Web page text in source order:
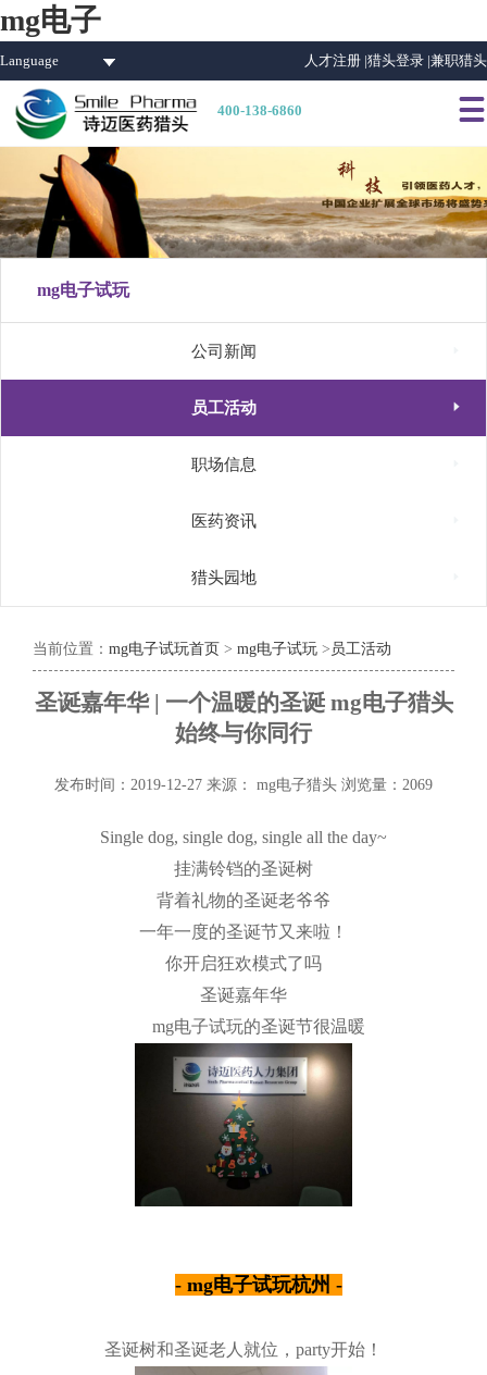
mg电子
Language 人才注册 |猎头登录 |兼职猎头
400-138-6860 
mg电子试玩
公司新闻
员工活动 
职场信息
医药资讯
猎头园地
当前位置： mg电子试玩首页 > mg电子试玩 > 员工活动
圣诞嘉年华 | 一个温暖的圣诞 mg电子猎头
始终与你同行
发布时间：2019-12-27 来源： mg电子猎头 浏览量：2069
Single dog, single dog, single all the day~
挂满铃铛的圣诞树
背着礼物的圣诞老爷爷
一年一度的圣诞节又来啦！
你开启狂欢模式了吗
圣诞嘉年华
mg电子试玩的圣诞节很温暖
- mg电子试玩杭州 -
圣诞树和圣诞老人就位，party开始！